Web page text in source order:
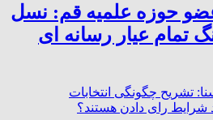
حوزه علمیه قم: نسل
تمام عیار رسانه ای